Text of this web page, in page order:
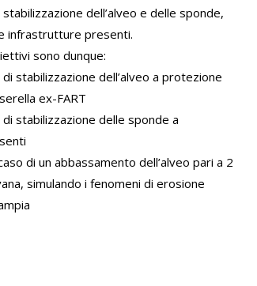
dell’alveo e delle sponde,
infrastrutture presenti.
sono dunque:
stabilizzazione dell’alveo a protezione
ex-FART
stabilizzazione delle sponde a
di un abbassamento dell’alveo pari a 2
simulando i fenomeni di erosione